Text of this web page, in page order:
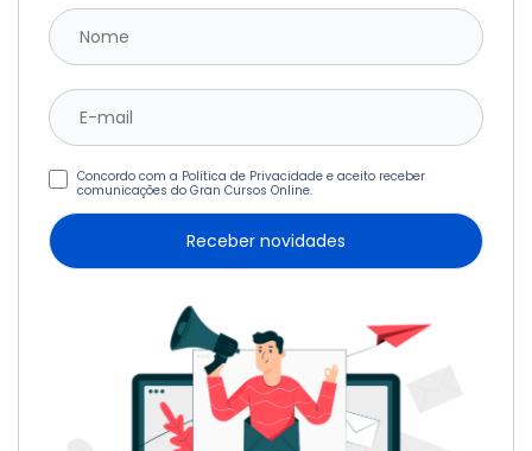
Concordo com a Política de Privacidade e aceito receber
comunicações do Gran Cursos Online.